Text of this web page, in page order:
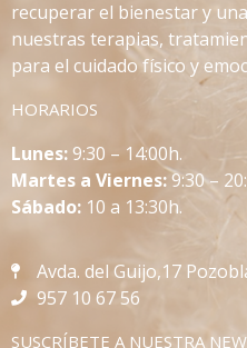
recuperar el bienestar y
nuestras terapias,
para el cuidado físico y
HORARIOS
Lunes:9:30 – 14:00h.
Martes a Viernes:9:30 –
Sábado: 10 a 13:30h.
Avda. del Guijo,17
957 10 67 56
SUSCRÍBETE A NUESTRA